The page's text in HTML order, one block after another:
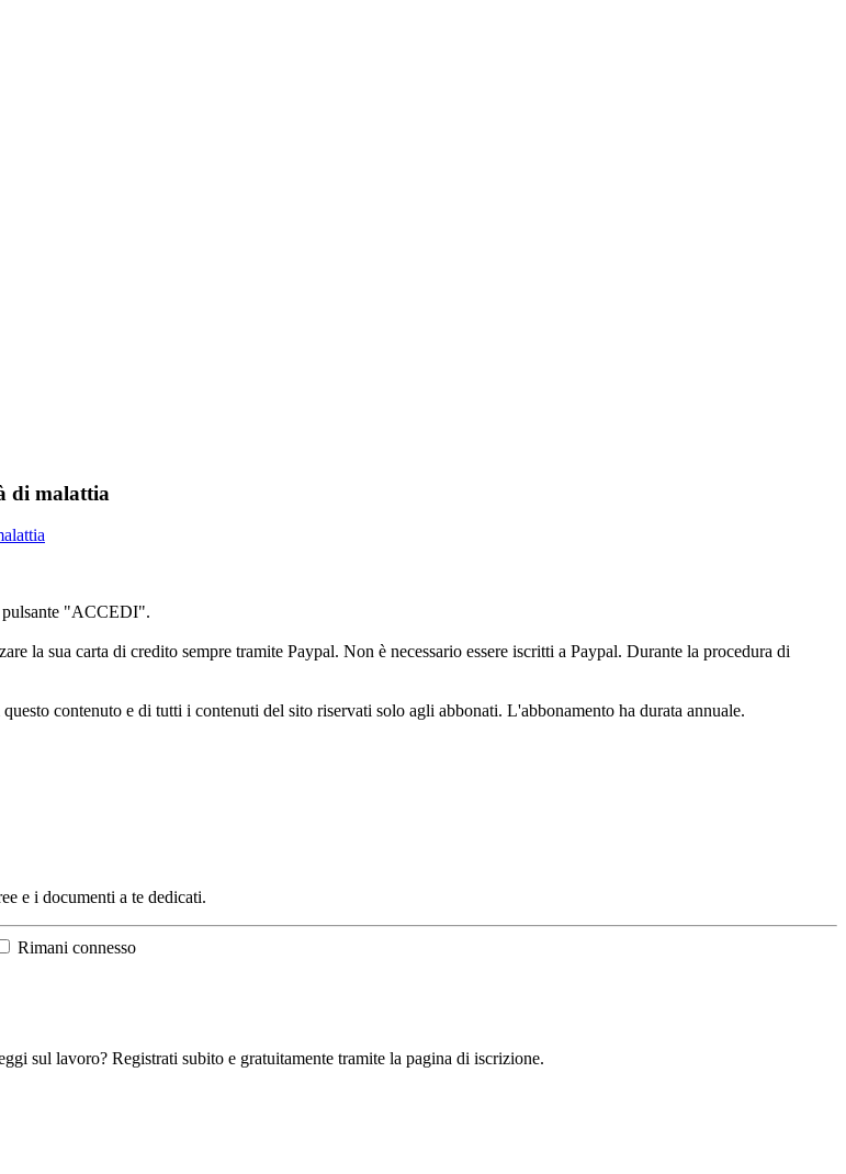
di malattia
pulsante "ACCEDI".
la sua carta di credito sempre tramite Paypal. Non è necessario essere iscritti a Paypal. Durante la procedura di
contenuto e di tutti i contenuti del sito riservati solo agli abbonati. L'abbonamento ha durata annuale.
e i documenti a te dedicati.
Rimani connesso
sul lavoro? Registrati subito e gratuitamente tramite la pagina di iscrizione.